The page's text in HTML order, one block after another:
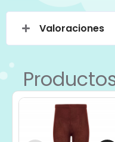
Valoraciones